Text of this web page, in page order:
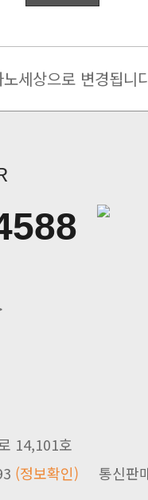
세상으로 변경됩니
양조제식품/ 인산가
염류 20%할인. 인산
강진액 20%할인 인
인 인산가
14,101호
(정보확인)